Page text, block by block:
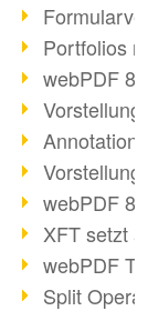
Portfolios
webPDF
Vorstellung
Vorstellung
webPDF 8:
XFT setzt
webPDF
Split